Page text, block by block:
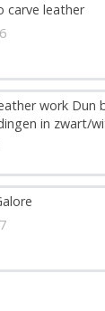
carve leather
work Dun
in zwart/